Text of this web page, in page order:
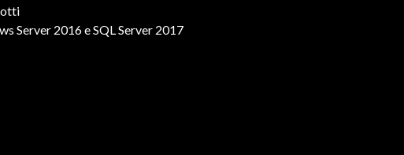
Server 2016 e SQL Server 2017